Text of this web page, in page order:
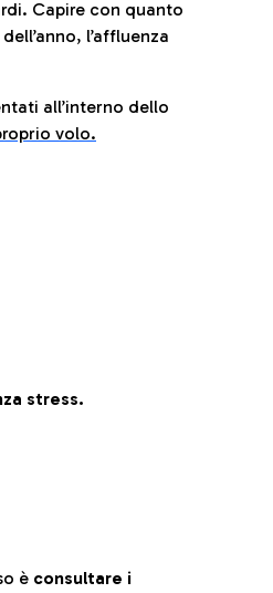
Capire con quanto
l’affluenza
all’interno dello
volo.
stress.
è consultare i